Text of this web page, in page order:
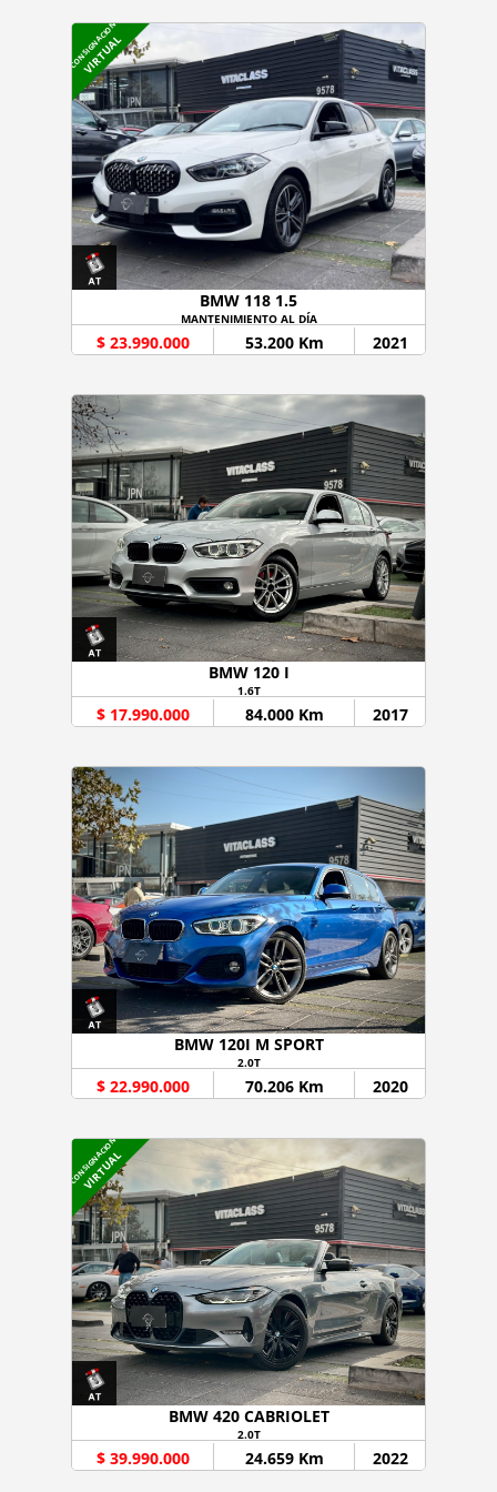
CONSIGNACION
VIRTUAL
BMW 118 1.5
MANTENIMIENTO AL DÍA
$ 23.990.000 53.200 Km 2021
BMW 120 I
1.6T
$ 17.990.000 84.000 Km 2017
BMW 120I M SPORT
2.0T
$ 22.990.000 70.206 Km 2020
CONSIGNACION
VIRTUAL
BMW 420 CABRIOLET
2.0T
$ 39.990.000 24.659 Km 2022